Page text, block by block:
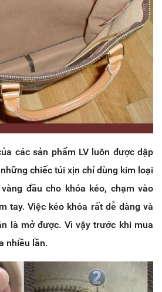
các sản phẩm LV luôn được dập
những chiếc túi xịn chỉ dùng kim loại
đầu cho khóa kéo, chạm vào
tay. Việc kéo khóa rất dễ dàng và
là mở được. Vì vậy trước khi mua
nhiều lần.